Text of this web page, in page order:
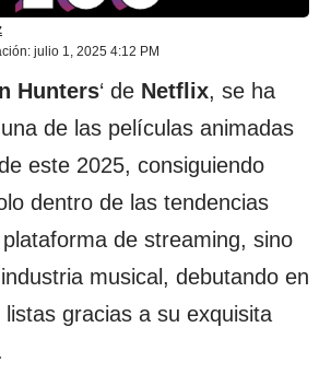
julio 1, 2025 4:12 PM
Hunters‘ de Netflix, se ha
de las películas animadas
este 2025, consiguiendo
dentro de las tendencias
de streaming, sino
musical, debutando en
listas gracias a su exquisita